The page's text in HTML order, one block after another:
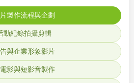
製作流程與企劃
動紀錄拍攝剪輯
與企業形象影片
影與短影音製作